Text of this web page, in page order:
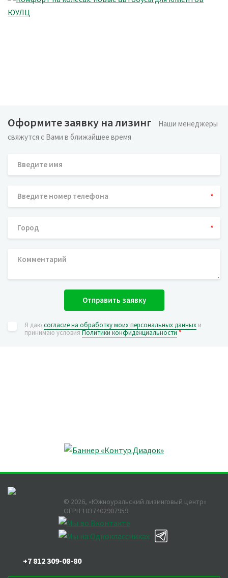
Оформите заявку на лизинг
Наши менеджеры
свяжутся с Вами в ближайшее время
*
*
Отправить заявку
Я даю согласие на обработку моих персональных данных и
принимаю условияПолитики конфиденциальности*
© 2026, «Южноуральский лизинговый центр»
ОГРН 1037402907959
+7 812 309-08-80